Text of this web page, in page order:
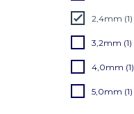
2,4mm (1)
3,2mm (1)
4,0mm (1)
5,0mm (1)